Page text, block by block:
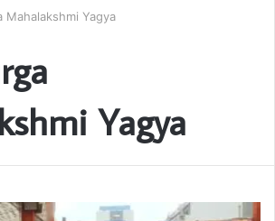
Mahalakshmi Yagya
Yagya